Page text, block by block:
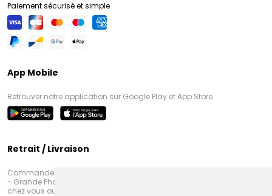
Paiement sécurisé et simple
App Mobile
Retrouver notre application sur Google Play et App Store
Retrait / Livraison
Commandez en ligne et venez chercher votre commande à Amiens
- Grande Pharmacie d’Amiens (Fachon) ou recevez-là rapidement
chez vous ou en point retrait